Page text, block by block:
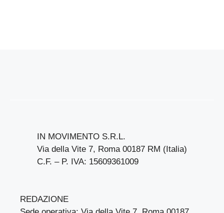
IN MOVIMENTO S.R.L.
Via della Vite 7, Roma 00187 RM (Italia)
C.F. – P. IVA: 15609361009
REDAZIONE